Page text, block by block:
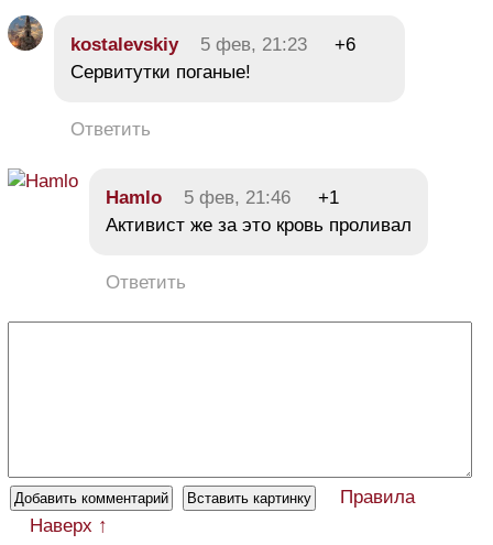
kostalevskiy 5 фев, 21:23
+6
Сервитутки поганые!
Ответить
Hamlo 5 фев, 21:46
+1
Активист же за это кровь проливал
Ответить
Правила
Наверх ↑